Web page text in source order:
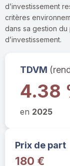
d’investissement
critères
dans sa gestion
d’investissement.
TDVM
4.38
en 2025
Prix de part
180 €